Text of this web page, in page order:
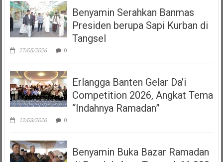
Benyamin Serahkan Banmas
Presiden berupa Sapi Kurban di
Tangsel
27/05/2026 0
Erlangga Banten Gelar Da’i
Competition 2026, Angkat Tema
“Indahnya Ramadan”
12/03/2026 0
Benyamin Buka Bazar Ramadan